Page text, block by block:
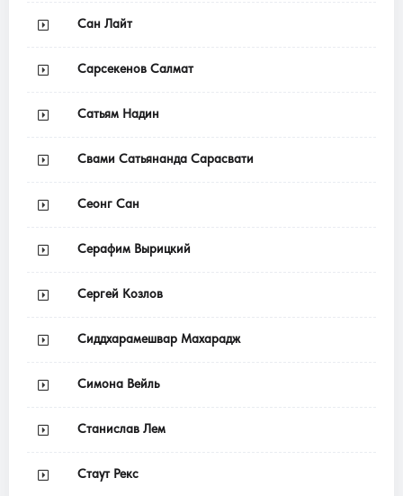
Сан Лайт
Сарсекенов Салмат
Сатьям Надин
Свами Сатьянанда Сарасвати
Сеонг Сан
Серафим Вырицкий
Сергей Козлов
Сиддхарамешвар Махарадж
Симона Вейль
Станислав Лем
Стаут Рекс